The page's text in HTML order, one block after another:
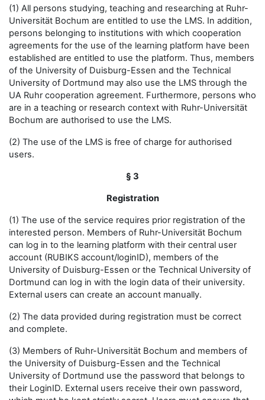
(1) All persons studying, teaching and researching at Ruhr-
Universität Bochum are entitled to use the LMS. In addition,
persons belonging to institutions with which cooperation
agreements for the use of the learning platform have been
established are entitled to use the platform. Thus, members
of the University of Duisburg-Essen and the Technical
University of Dortmund may also use the LMS through the
UA Ruhr cooperation agreement. Furthermore, persons who
are in a teaching or research context with Ruhr-Universität
Bochum are authorised to use the LMS.
(2) The use of the LMS is free of charge for authorised
users.
§ 3
Registration
(1) The use of the service requires prior registration of the
interested person. Members of Ruhr-Universität Bochum
can log in to the learning platform with their central user
account (RUBIKS account/loginID), members of the
University of Duisburg-Essen or the Technical University of
Dortmund can log in with the login data of their university.
External users can create an account manually.
(2) The data provided during registration must be correct
and complete.
(3) Members of Ruhr-Universität Bochum and members of
the University of Duisburg-Essen and the Technical
University of Dortmund use the password that belongs to
their LoginID. External users receive their own password,